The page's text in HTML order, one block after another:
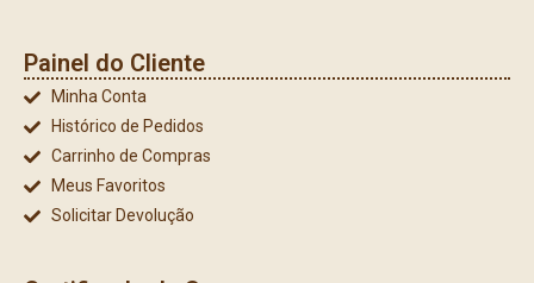
Painel do Cliente
Minha Conta
Histórico de Pedidos
Carrinho de Compras
Meus Favoritos
Solicitar Devolução